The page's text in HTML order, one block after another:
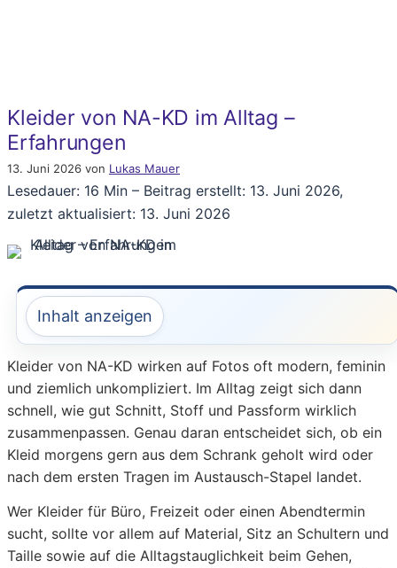
Kleider von NA-KD im Alltag –
Erfahrungen
13. Juni 2026 von Lukas Mauer
Lesedauer: 16 Min – Beitrag erstellt: 13. Juni 2026,
zuletzt aktualisiert: 13. Juni 2026
Inhalt anzeigen
Kleider von NA-KD wirken auf Fotos oft modern, feminin
und ziemlich unkompliziert. Im Alltag zeigt sich dann
schnell, wie gut Schnitt, Stoff und Passform wirklich
zusammenpassen. Genau daran entscheidet sich, ob ein
Kleid morgens gern aus dem Schrank geholt wird oder
nach dem ersten Tragen im Austausch-Stapel landet.
Wer Kleider für Büro, Freizeit oder einen Abendtermin
sucht, sollte vor allem auf Material, Sitz an Schultern und
Taille sowie auf die Alltagstauglichkeit beim Gehen,